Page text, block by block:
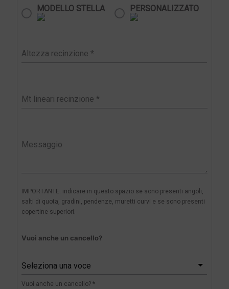
MODELLO STELLA
PERSONALIZZATO
IMPORTANTE: indicare in questo spazio se sono presenti angoli,
salti di quota, gradini, pendenze, muretti curvi e se sono presenti
copertine superiori.
Vuoi anche un cancello?
Seleziona una voce
Vuoi anche un cancello? *